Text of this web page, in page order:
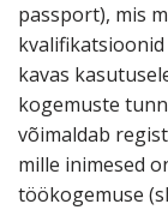
passport), mis
kavas
kogemuste
võimaldab
mille inimesed
töökogemuse